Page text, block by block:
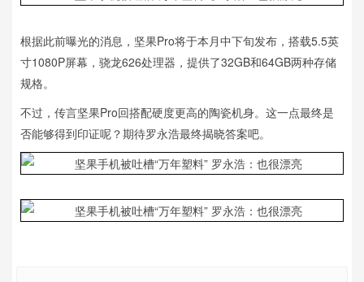
根据此前曝光的消息，坚果Pro将于本月中下旬发布，搭载5.5英
寸1080P屏幕，骁龙626处理器，提供了32GB和64GB两种存储
规格。
不过，传言坚果Pro回搭配硬度更高的陶瓷机身。这一点最终是
否能够得到印证呢？期待罗永浩最终揭晓答案吧。